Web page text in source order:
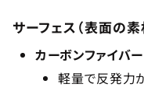
サーフェス（表面の素
カーボンファイバー
軽量で反発力